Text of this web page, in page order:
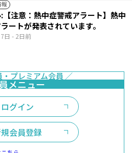
報
日 - 2日前
【注意：熱中症警戒アラート】熱中
ートが発表されています。
ログイン
会員登録